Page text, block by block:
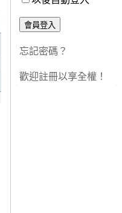
忘記密碼？
歡迎註冊以享全權！